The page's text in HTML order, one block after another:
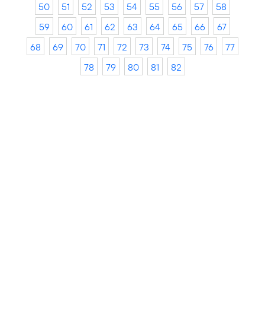
50
51 52 53 54 55 56 57
58
59
60 61 62 63 64 65 66
67
68
69 70 71 72 73 74 75 76
77
78
79 80 81 82